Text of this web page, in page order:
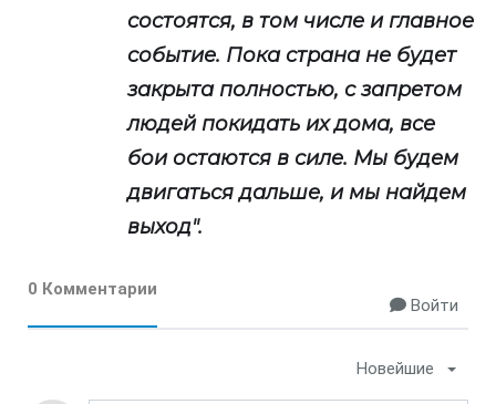
состоятся, в том числе и главное
событие. Пока страна не будет
закрыта полностью, с запретом
людей покидать их дома, все
бои остаются в силе. Мы будем
двигаться дальше, и мы найдем
выход".
0 Комментарии
Войти
Новейшие